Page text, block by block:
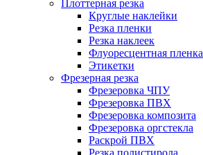
Плоттерная резка
Круглые наклейки
Резка пленки
Резка наклеек
Флуоресцентная пленка
Этикетки
Фрезерная резка
Фрезеровка ЧПУ
Фрезеровка ПВХ
Фрезеровка композита
Фрезеровка оргстекла
Раскрой ПВХ
Резка полистирола